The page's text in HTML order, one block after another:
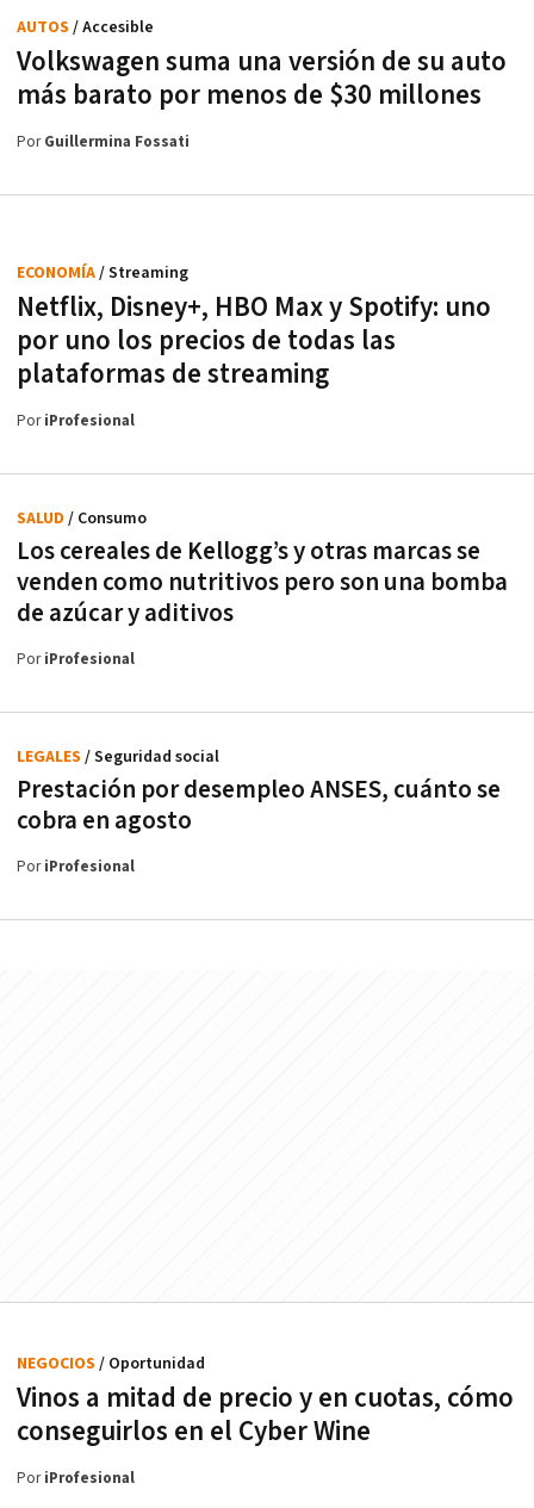
Volkswagen suma una versión de su auto
más barato por menos de $30 millones
AUTOS / Accesible
PorGuillermina Fossati
Netflix, Disney+, HBO Max y Spotify: uno
por uno los precios de todas las
plataformas de streaming
ECONOMÍA/ Streaming
PoriProfesional
Los cereales de Kellogg’s y otras marcas se
venden como nutritivos pero son una bomba
de azúcar y aditivos
SALUD / Consumo
PoriProfesional
Prestación por desempleo ANSES, cuánto se
cobra en agosto
LEGALES / Seguridad social
PoriProfesional
Vinos a mitad de precio y en cuotas, cómo
conseguirlos en el Cyber Wine
NEGOCIOS / Oportunidad
PoriProfesional